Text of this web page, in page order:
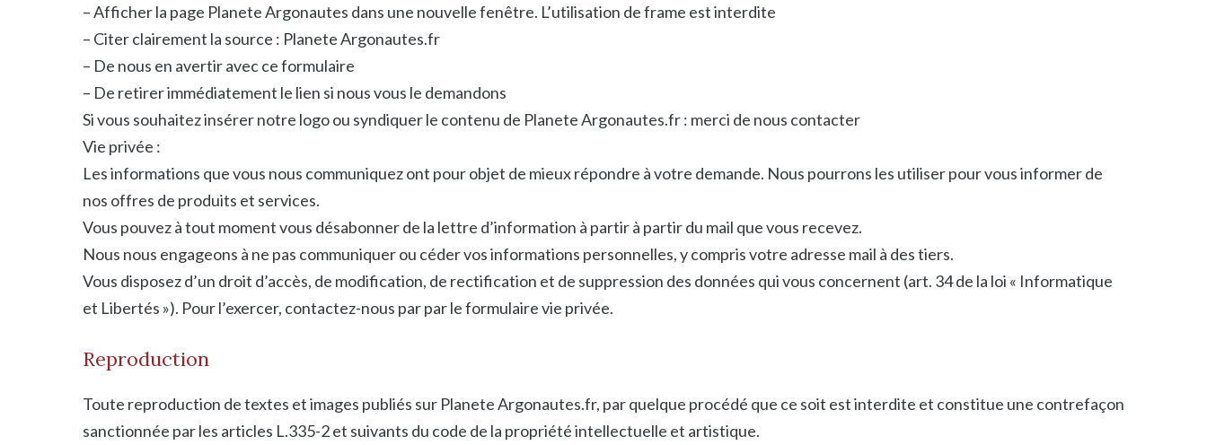
– Afficher la page Planete Argonautes dans une nouvelle fenêtre. L’utilisation de frame est interdite
– Citer clairement la source : Planete Argonautes.fr
– De nous en avertir avec ce formulaire
– De retirer immédiatement le lien si nous vous le demandons
Si vous souhaitez insérer notre logo ou syndiquer le contenu de Planete Argonautes.fr : merci de nous contacter
Vie privée :
Les informations que vous nous communiquez ont pour objet de mieux répondre à votre demande. Nous pourrons les utiliser pour vous informer de
nos offres de produits et services.
Vous pouvez à tout moment vous désabonner de la lettre d’information à partir à partir du mail que vous recevez.
Nous nous engageons à ne pas communiquer ou céder vos informations personnelles, y compris votre adresse mail à des tiers.
Vous disposez d’un droit d’accès, de modification, de rectification et de suppression des données qui vous concernent (art. 34 de la loi « Informatique
et Libertés »). Pour l’exercer, contactez-nous par par le formulaire vie privée.
Reproduction
Toute reproduction de textes et images publiés sur Planete Argonautes.fr, par quelque procédé que ce soit est interdite et constitue une contrefaçon
sanctionnée par les articles L.335-2 et suivants du code de la propriété intellectuelle et artistique.